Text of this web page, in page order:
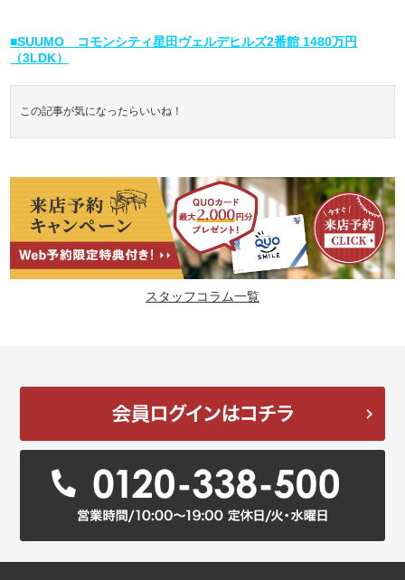
■SUUMO コモンシティ星田ヴェルデヒルズ2番館 1480万円
（3LDK）
この記事が気になったらいいね！
スタッフコラム一覧